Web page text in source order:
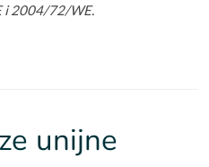
2004/72/WE.
unijne